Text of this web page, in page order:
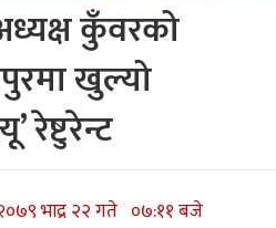
कुँवरको
खुल्यो
रेष्टुरेन्ट
भाद्र २२ गते ०७:११ बजे